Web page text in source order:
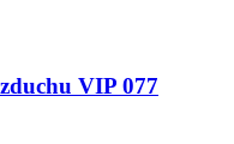
VIP 077